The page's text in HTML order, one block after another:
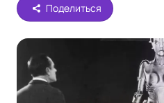
Поделиться